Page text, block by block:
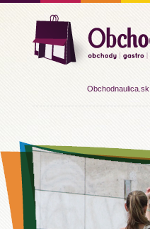
Obchodnaulica.sk